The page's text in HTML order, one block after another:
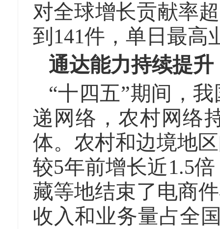
对全球增长贡献率
到141件，单日最高
通达能力持续提
“十四五”期间，
递网络，农村网络
体。农村和边境地
较5年前增长近1.5
藏等地结束了电商
收入和业务量占全